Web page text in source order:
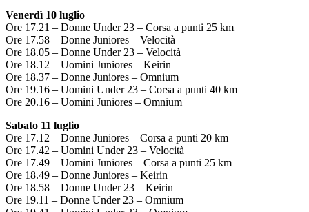
Venerdì 10 luglio
Ore 17.21 – Donne Under 23 – Corsa a punti 25 km
Ore 17.58 – Donne Juniores – Velocità
Ore 18.05 – Donne Under 23 – Velocità
Ore 18.12 – Uomini Juniores – Keirin
Ore 18.37 – Donne Juniores – Omnium
Ore 19.16 – Uomini Under 23 – Corsa a punti 40 km
Ore 20.16 – Uomini Juniores – Omnium
Sabato 11 luglio
Ore 17.12 – Donne Juniores – Corsa a punti 20 km
Ore 17.42 – Uomini Under 23 – Velocità
Ore 17.49 – Uomini Juniores – Corsa a punti 25 km
Ore 18.49 – Donne Juniores – Keirin
Ore 18.58 – Donne Under 23 – Keirin
Ore 19.11 – Donne Under 23 – Omnium